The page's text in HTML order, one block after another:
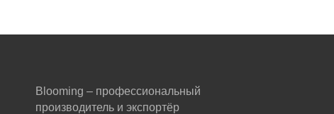
Blooming – профессиональный
производитель и экспортёр